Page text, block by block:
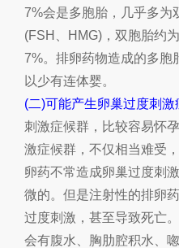
7%会是多胞胎，几乎多为
(FSH
HMG) ，双胞胎约为
7%。排卵药物造成的多胞
以少有连体婴。
(二)可能产生卵巢过度刺激
刺激症候群，比较容易怀
激症候群，不仅相当难受
卵药不常造成卵巢过度刺
微的。但是注射性的排卵
过度刺激，甚至导致死亡。
会有腹水、胸肋腔积水、